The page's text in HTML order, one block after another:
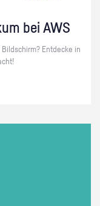
bei AWS
Ent­de­cke in